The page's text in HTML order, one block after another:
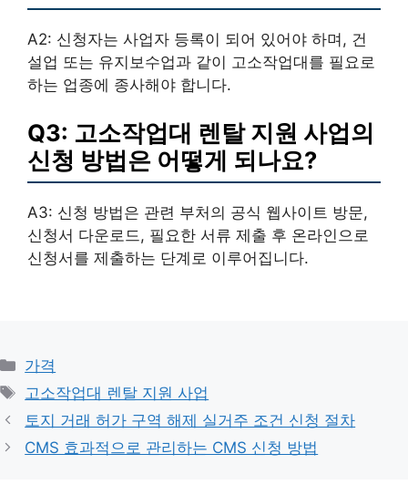
A2: 신청자는 사업자 등록이 되어 있어야 하며, 건
설업 또는 유지보수업과 같이 고소작업대를 필요로
하는 업종에 종사해야 합니다.
Q3: 고소작업대 렌탈 지원 사업의
신청 방법은 어떻게 되나요?
A3: 신청 방법은 관련 부처의 공식 웹사이트 방문,
신청서 다운로드, 필요한 서류 제출 후 온라인으로
신청서를 제출하는 단계로 이루어집니다.
카
테
리
가격
태
그
고소작업대 렌탈 지원 사업
토지 거래 허가 구역 해제 실거주 조건 신청 절차
CMS 효과적으로 관리하는 CMS 신청 방법